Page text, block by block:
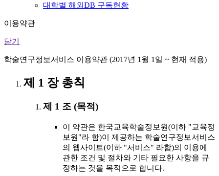
대학별 해외DB 구독현황
이용약관
닫기
학술연구정보서비스 이용약관 (2017년 1월 1일 ~ 현재 적용)
제 1 장 총칙
제 1 조 (목적)
이 약관은 한국교육학술정보원(이하 "교육정
보원"라 함)이 제공하는 학술연구정보서비스
의 웹사이트(이하 "서비스" 라함)의 이용에
관한 조건 및 절차와 기타 필요한 사항을 규
정하는 것을 목적으로 합니다.